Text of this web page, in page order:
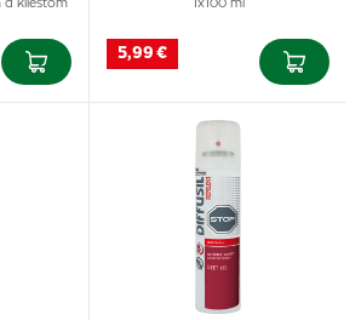
a kliešťom
1x100 ml
5,99 €